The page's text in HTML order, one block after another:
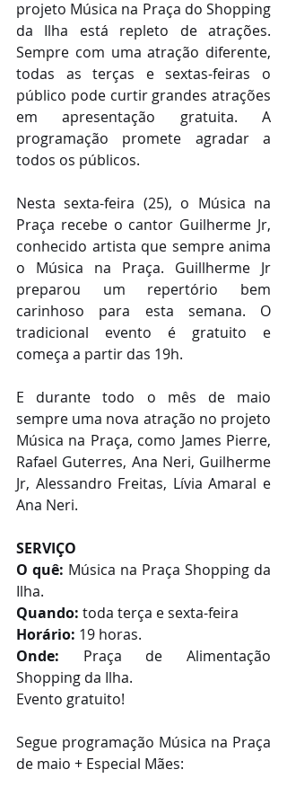
projeto Música na Praça do Shopping
da Ilha está repleto de atrações.
Sempre com uma atração diferente,
todas as terças e sextas-feiras o
público pode curtir grandes atrações
em apresentação gratuita. A
programação promete agradar a
todos os públicos.
Nesta sexta-feira (25), o Música na
Praça recebe o cantor Guilherme Jr,
conhecido artista que sempre anima
o Música na Praça. Guillherme Jr
preparou um repertório bem
carinhoso para esta semana. O
tradicional evento é gratuito e
começa a partir das 19h.
E durante todo o mês de maio
sempre uma nova atração no projeto
Música na Praça, como James Pierre,
Rafael Guterres, Ana Neri, Guilherme
Jr, Alessandro Freitas, Lívia Amaral e
Ana Neri.
SERVIÇO
O quê: Música na Praça Shopping da
Ilha.
Quando: toda terça e sexta-feira
Horário: 19 horas.
Onde: Praça de Alimentação
Shopping da Ilha.
Evento gratuito!
Segue programação Música na Praça
de maio + Especial Mães: